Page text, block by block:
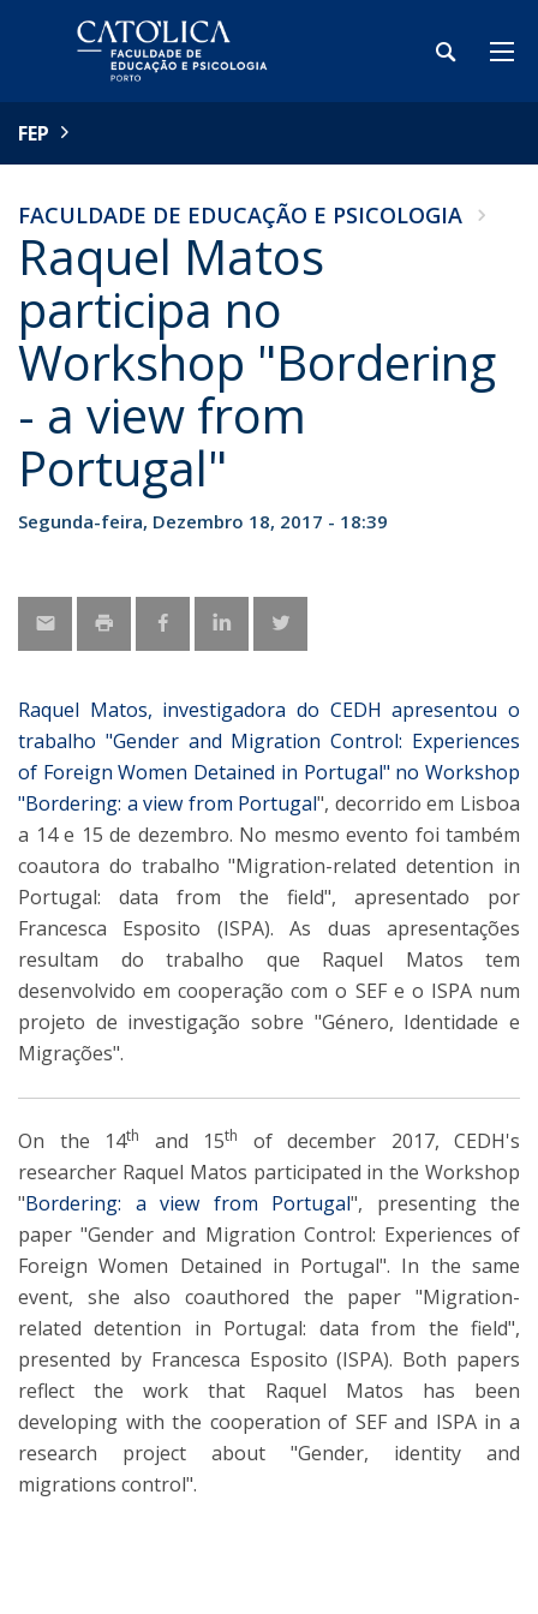
FEP
FACULDADE DE EDUCAÇÃO E PSICOLOGIA
Raquel Matos
participa no
Workshop "Bordering
- a view from
Portugal"
Segunda-feira, Dezembro 18, 2017 - 18:39
Raquel Matos, investigadora do CEDH apresentou o
trabalho "Gender and Migration Control: Experiences
of Foreign Women Detained in Portugal" no Workshop
"Bordering: a view from Portugal", decorrido em Lisboa
a 14 e 15 de dezembro. No mesmo evento foi também
coautora do trabalho "Migration-related detention in
Portugal: data from the field", apresentado por
Francesca Esposito (ISPA). As duas apresentações
resultam do trabalho que Raquel Matos tem
desenvolvido em cooperação com o SEF e o ISPA num
projeto de investigação sobre "Género, Identidade e
Migrações".
On the 14th and 15th
of december 2017, CEDH's
researcher Raquel Matos participated in the Workshop
"Bordering: a view from Portugal", presenting the
paper "Gender and Migration Control: Experiences of
Foreign Women Detained in Portugal". In the same
event, she also coauthored the paper "Migration-
related detention in Portugal: data from the field",
presented by Francesca Esposito (ISPA). Both papers
reflect the work that Raquel Matos has been
developing with the cooperation of SEF and ISPA in a
research project about "Gender, identity and
migrations control".